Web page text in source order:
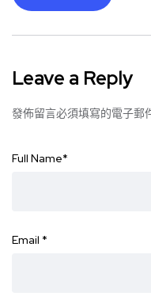
Leave a Reply
發佈留言必須填寫的電子郵
Full Name*
Email *